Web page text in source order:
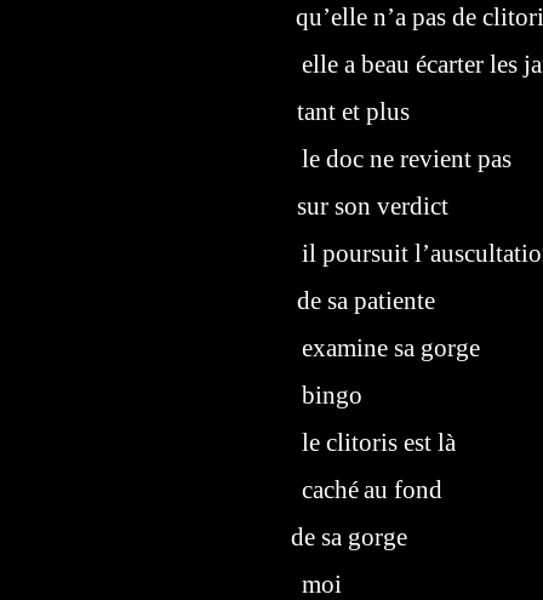
qu’elle n’a pas de
elle a beau écarter les
tant et plus
le doc ne revient pas
sur son verdict
il poursuit
de sa patiente
examine sa gorge
bingo
le clitoris est là
cachéau fond
de sa gorge
moi